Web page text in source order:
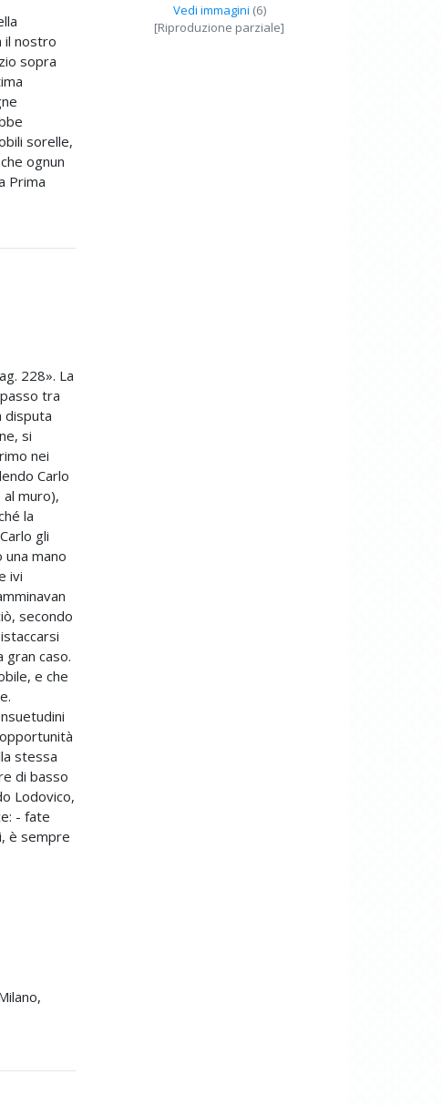
il nostro
sopra
sorelle,
ognun
Prima
228». La
tra
disputa
si
nei
Carlo
muro),
la
gli
mano
ivi
secondo
gran caso.
e che
stessa
di basso
Lodovico,
- fate
è sempre
Vedi immagini (6)
[Riproduzione parziale]